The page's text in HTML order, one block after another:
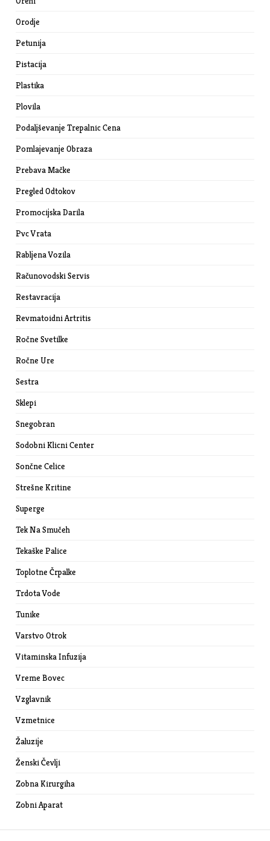
Orodje
Petunija
Pistacija
Plastika
Plovila
Podaljševanje Trepalnic Cena
Pomlajevanje Obraza
Prebava Mačke
Pregled Odtokov
Promocijska Darila
Pvc Vrata
Rabljena Vozila
Računovodski Servis
Restavracija
Revmatoidni Artritis
Ročne Svetilke
Ročne Ure
Sestra
Sklepi
Snegobran
Sodobni Klicni Center
Sončne Celice
Strešne Kritine
Superge
Tek Na Smučeh
Tekaške Palice
Toplotne Črpalke
Trdota Vode
Tunike
Varstvo Otrok
Vitaminska Infuzija
Vreme Bovec
Vzglavnik
Vzmetnice
Žaluzije
Ženski Čevlji
Zobna Kirurgiha
Zobni Aparat